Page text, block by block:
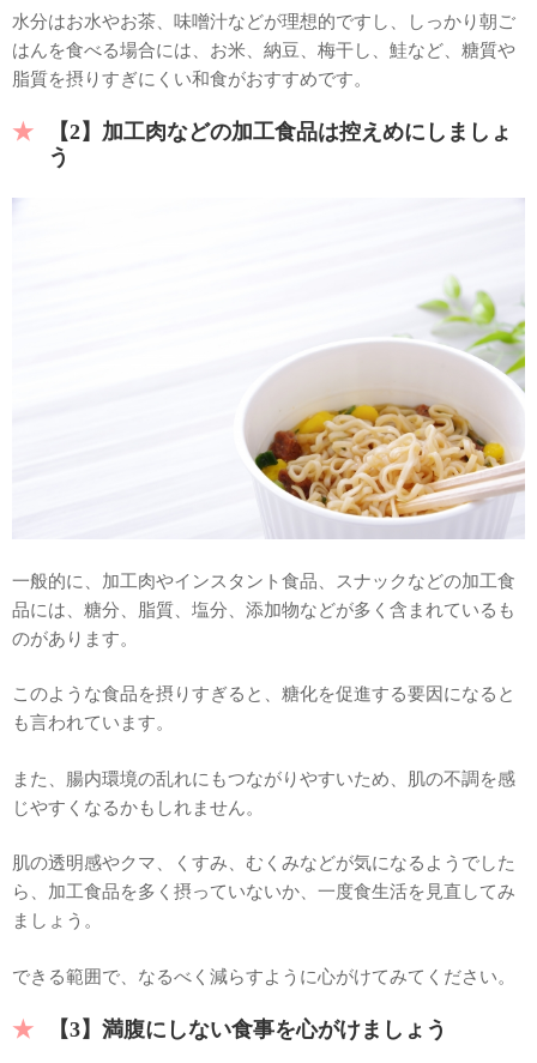
水分はお水やお茶、味噌汁などが理想的ですし、しっかり朝ご
はんを食べる場合には、お米、納豆、梅干し、鮭など、糖質や
脂質を摂りすぎにくい和食がおすすめです。
【2】加工肉などの加工食品は控えめにしましょ
う
一般的に、加工肉やインスタント食品、スナックなどの加工食
品には、糖分、脂質、塩分、添加物などが多く含まれているも
のがあります。
このような食品を摂りすぎると、糖化を促進する要因になると
も言われています。
また、腸内環境の乱れにもつながりやすいため、肌の不調を感
じやすくなるかもしれません。
肌の透明感やクマ、くすみ、むくみなどが気になるようでした
ら、加工食品を多く摂っていないか、一度食生活を見直してみ
ましょう。
できる範囲で、なるべく減らすように心がけてみてください。
【3】満腹にしない食事を心がけましょう